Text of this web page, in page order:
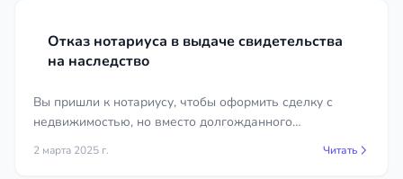
Юрист поможет определить, какие именно
правильно их оформить.
Стоимость услуги в городе Керчь
Отказ нотариуса в выдаче свидетельства
на наследство
Вы пришли к нотариусу, чтобы оформить сделку с
недвижимостью, но вместо долгожданного
свидетельства получили отказ. Причина — право
собственности не зарегистрировано.
2 марта 2025 г. Читать